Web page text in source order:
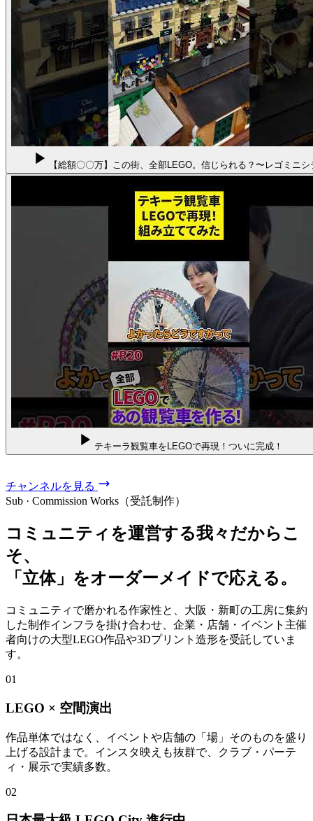
【総額〇〇万】この街、全部LEGO。信じられる？〜レゴミニシ
テキーラ観覧車をLEGOで再現！ついに完成！
チャンネルを見る
Sub · Commission Works（受託制作）
コミュニティを運営する我々だからこ
そ、
「立体」をオーダーメイドで応える。
コミュニティで磨かれる作家性と、大阪・新町の工房に集約
した制作インフラを掛け合わせ、企業・店舗・イベント主催
者向けの大型LEGO作品や3Dプリント造形を受託していま
す。
01
LEGO × 空間演出
作品単体ではなく、イベントや店舗の「場」そのものを盛り
上げる設計まで。インスタ映えも抜群で、クラブ・パーテ
ィ・展示で実績多数。
02